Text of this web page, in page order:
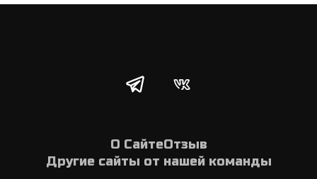
О СайтеОтзыв
Другие сайты от нашей команды